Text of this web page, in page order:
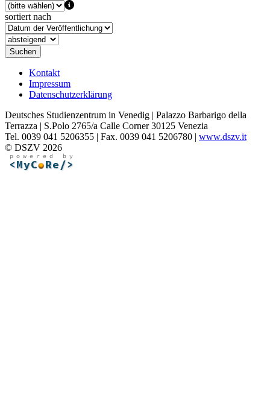
sortiert nach
Suchen
Kontakt
Impressum
Datenschutzerklärung
Deutsches Studienzentrum in Venedig | Palazzo Barbarigo della
Terrazza | S.Polo 2765/a Calle Corner 30125 Venezia
Tel. 0039 041 5206355 | Fax. 0039 041 5206780 | www.dszv.it
© DSZV 2026